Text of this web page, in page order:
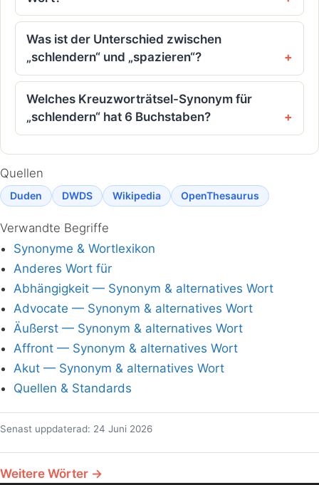
Was ist der Unterschied zwischen
„schlendern“ und „spazieren“?
Welches Kreuzworträtsel-Synonym für
„schlendern“ hat 6 Buchstaben?
Quellen
Duden DWDS Wikipedia OpenThesaurus
Verwandte Begriffe
Synonyme & Wortlexikon
Anderes Wort für
Abhängigkeit — Synonym & alternatives Wort
Advocate — Synonym & alternatives Wort
Äußerst — Synonym & alternatives Wort
Affront — Synonym & alternatives Wort
Akut — Synonym & alternatives Wort
Quellen & Standards
Senast uppdaterad: 24 Juni 2026
Weitere Wörter →